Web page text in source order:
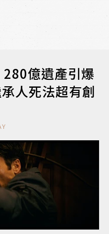
280億遺產引爆
人死法超有創